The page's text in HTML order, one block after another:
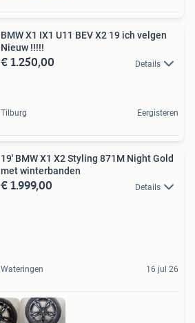
BMW X1 IX1 U11 BEV X2 19 ich velgen
Nieuw !!!!!
€ 1.250,00 Details
Tilburg Eergisteren
19' BMW X1 X2 Styling 871M Night Gold
met winterbanden
€ 1.999,00 Details
Wateringen 16 jul 26